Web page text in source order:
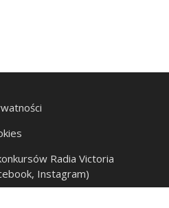
Radia Victoria
Instagram)